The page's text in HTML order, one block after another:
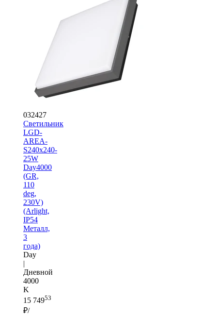
032427
Светильник
LGD-
AREA-
S240x240-
25W
Day4000
(GR,
110
deg,
230V)
(Arlight,
IP54
Металл,
3
года)
Day
|
Дневной
4000
K
15 74953
₽/